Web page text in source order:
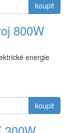
koupit
800W
energie
koupit